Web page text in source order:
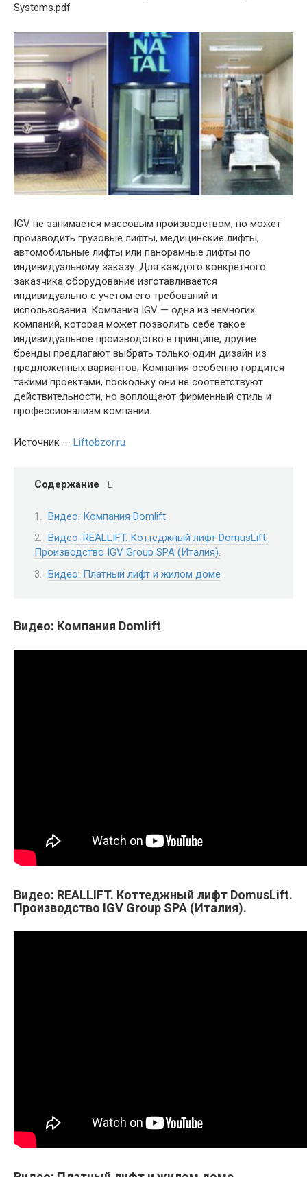
Systems.pdf
IGV не занимается массовым производством, но может
производить грузовые лифты, медицинские лифты,
автомобильные лифты или панорамные лифты по
индивидуальному заказу. Для каждого конкретного
заказчика оборудование изготавливается
индивидуально с учетом его требований и
использования. Компания IGV — одна из немногих
компаний, которая может позволить себе такое
индивидуальное производство в принципе, другие
бренды предлагают выбрать только один дизайн из
предложенных вариантов; Компания особенно гордится
такими проектами, поскольку они не соответствуют
действительности, но воплощают фирменный стиль и
профессионализм компании.
Источник — Liftobzor.ru
Содержание
Видео: Компания Domlift
Видео: REALLIFT. Коттеджный лифт DomusLift.
Производство IGV Group SPA (Италия).
Видео: Платный лифт и жилом доме
Видео: Компания Domlift
Видео: REALLIFT. Коттеджный лифт DomusLift.
Производство IGV Group SPA (Италия).